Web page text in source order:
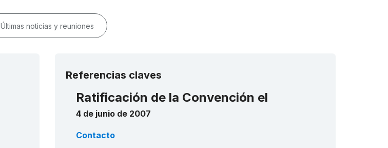
Últimas noticias y reuniones
Referencias claves
Ratificación de la Convención el
4 de junio de 2007
Contacto